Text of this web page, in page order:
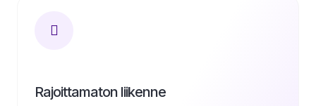
Rajoittamaton liikenne